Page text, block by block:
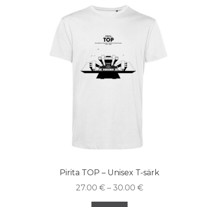
Pirita TOP – Unisex T-särk
27.00 € – 30.00 €